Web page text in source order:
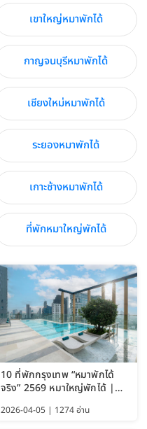
เขาใหญ่หมาพักได้
กาญจนบุรีหมาพักได้
เชียงใหม่หมาพักได้
ระยองหมาพักได้
เกาะช้างหมาพักได้
ที่พักหมาใหญ่พักได้
10 ที่พักกรุงเทพ “หมาพักได้
จริง” 2569 หมาใหญ่พักได้ |
Bangkok อัปเดตล่าสุด
2026-04-05 | 1274 อ่าน